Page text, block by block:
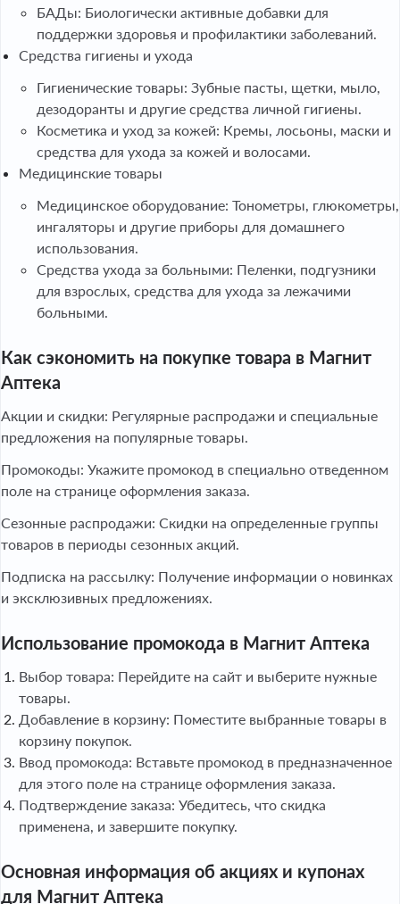
БАДы: Биологически активные добавки для
поддержки здоровья и профилактики заболеваний.
Средства гигиены и ухода
Гигиенические товары: Зубные пасты, щетки, мыло,
дезодоранты и другие средства личной гигиены.
Косметика и уход за кожей: Кремы, лосьоны, маски и
средства для ухода за кожей и волосами.
Медицинские товары
Медицинское оборудование: Тонометры, глюкометры,
ингаляторы и другие приборы для домашнего
использования.
Средства ухода за больными: Пеленки, подгузники
для взрослых, средства для ухода за лежачими
больными.
Как сэкономить на покупке товара в Магнит
Аптека
Акции и скидки: Регулярные распродажи и специальные
предложения на популярные товары.
Промокоды: Укажите промокод в специально отведенном
поле на странице оформления заказа.
Сезонные распродажи: Скидки на определенные группы
товаров в периоды сезонных акций.
Подписка на рассылку: Получение информации о новинках
и эксклюзивных предложениях.
Использование промокода в Магнит Аптека
Выбор товара: Перейдите на сайт и выберите нужные
товары.
Добавление в корзину: Поместите выбранные товары в
корзину покупок.
Ввод промокода: Вставьте промокод в предназначенное
для этого поле на странице оформления заказа.
Подтверждение заказа: Убедитесь, что скидка
применена, и завершите покупку.
Основная информация об акциях и купонах
для Магнит Аптека